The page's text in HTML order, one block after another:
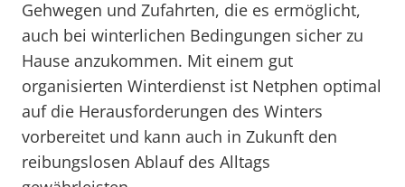
Gehwegen und Zufahrten, die es ermöglicht,
auch bei winterlichen Bedingungen sicher zu
Hause anzukommen. Mit einem gut
organisierten Winterdienst ist Netphen optimal
auf die Herausforderungen des Winters
vorbereitet und kann auch in Zukunft den
reibungslosen Ablauf des Alltags